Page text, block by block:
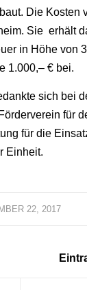
Die Kosten
Sie erhält
in Höhe von
1.000,– € bei.
sich bei
für
für die
Einheit.
22, 2017